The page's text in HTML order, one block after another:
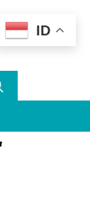
Publikasi
ID